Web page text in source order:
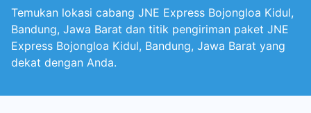
Temukan lokasi cabang JNE Express Bojongloa Kidul,
Bandung, Jawa Barat dan titik pengiriman paket JNE
Express Bojongloa Kidul, Bandung, Jawa Barat yang
dekat dengan Anda.